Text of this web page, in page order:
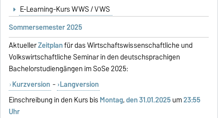
E-Learning-Kurs WWS / VWS
Sommersemester 2025
AktuellerZeitplanfür das Wirtschaftswissenschaftliche und
Volkswirtschaftliche Seminar in den deutschsprachigen
Bachelorstudiengängen im SoSe 2025:
Kurzversion - Langversion
Einschreibung in den Kurs bisMontag,den 31.01.2025um23:55
Uhr